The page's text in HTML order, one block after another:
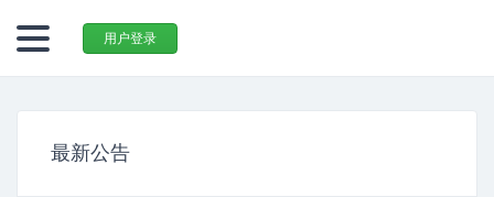
用户登录
最新公告